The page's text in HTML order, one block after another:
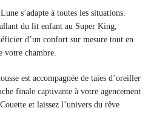
s’adapte à toutes les situations.
du lit enfant au Super King,
d’un confort sur mesure tout en
votre chambre.
est accompagnée de taies d’oreiller
finale captivante à votre agencement
et laissez l’univers du rêve